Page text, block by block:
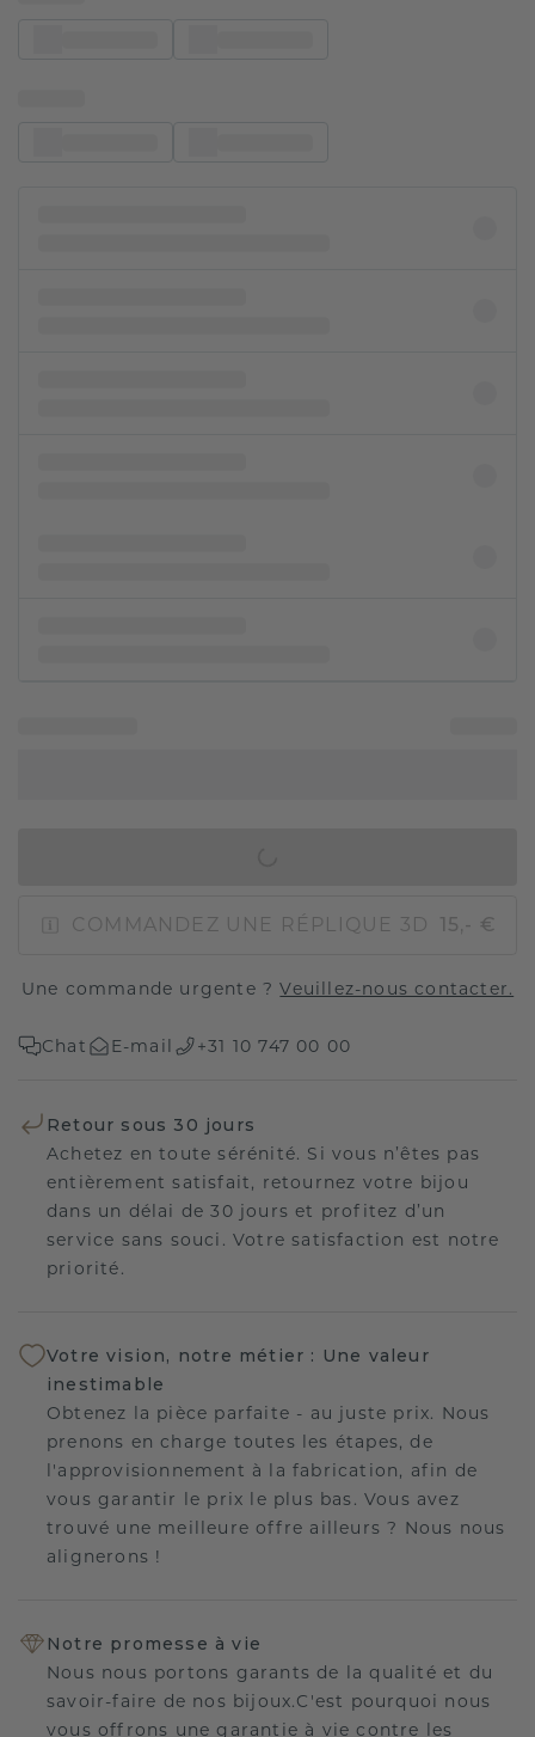
COMMANDEZ UNE RÉPLIQUE 3D 15,- €
Une commande urgente ?Veuillez-nous contacter.
Chat E-mail +31 10 747 00 00
Retour sous 30 jours
Achetez en toute sérénité. Si vous n’êtes pas
entièrement satisfait, retournez votre bijou
dans un délai de 30 jours et profitez d’un
service sans souci. Votre satisfaction est notre
priorité.
Votre vision, notre métier : Une valeur
inestimable
Obtenez la pièce parfaite - au juste prix. Nous
prenons en charge toutes les étapes, de
l'approvisionnement à la fabrication, afin de
vous garantir le prix le plus bas. Vous avez
trouvé une meilleure offre ailleurs ? Nous nous
alignerons !
Notre promesse à vie
Nous nous portons garants de la qualité et du
savoir-faire de nos bijoux.C'est pourquoi nous
vous offrons une garantie à vie contre les